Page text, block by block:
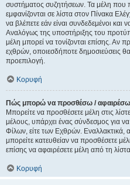
συστήματος συζητήσεων. Τα μέλη που
εμφανίζονται σε λίστα στον Πίνακα
να βλέπετε εάν είναι συνδεδεμένοι
Αναλόγως της υποστήριξης του
μέλη μπορεί να τονίζονται επίσης. Αν
εχθρών, οποιεσδήποτε δημοσιεύσεις
προεπιλογή.
Κορυφή
Πώς μπορώ να προσθέσω / αφαιρέσω
Μπορείτε να προσθέσετε μέλη στις
μέλους, υπάρχει ένας σύνδεσμος για
Φίλων, είτε των Εχθρών.
μπορείτε κατευθείαν να προσθέσετε
επίσης να αφαιρέσετε μέλη από τη
Κορυφή